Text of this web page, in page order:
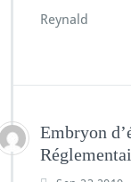
Reynald
Embryon